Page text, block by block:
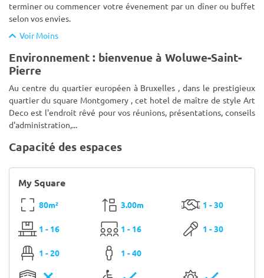
terminer ou commencer votre évenement par un dîner ou buffet
selon vos envies.
Voir Moins
Environnement : bienvenue à Woluwe-Saint-
Pierre
Au centre du quartier européen à Bruxelles , dans le prestigieux
quartier du square Montgomery , cet hotel de maître de style Art
Deco est l'endroit rêvé pour vos réunions, présentations, conseils
d'administration,...
Capacité des espaces
My Square
80m² 3.00m 1 - 30
1 - 16 1 - 16 1 - 30
1 - 20 1 - 40